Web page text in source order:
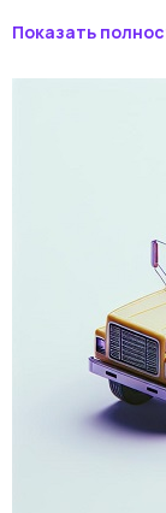
скрытых
дня и ночи, и
реагирование.
Показать